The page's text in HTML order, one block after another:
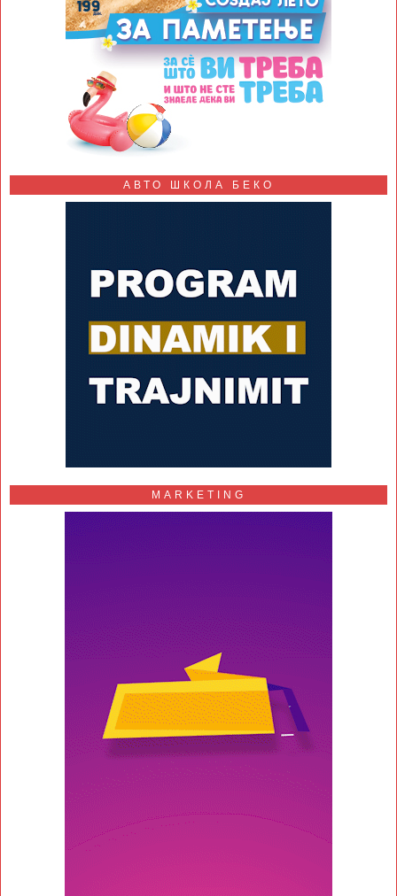
АВТО ШКОЛА БЕКО
MARKETING